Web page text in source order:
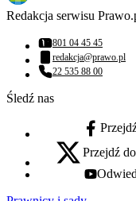
Redakcja serwisu
Numer telefonu:
801 04 45 45
Adres email:
redakcja@prawo.pl
Numer telefonu:
22 535 88 00
Śledź nas
facebook -
x - otwiera się w
Przejdź
youtube -